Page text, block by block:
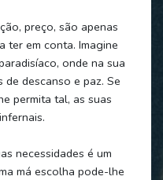
preço, são apenas
ter em conta. Imagine
onde na sua
de descanso e paz. Se
permita tal, as suas
necessidades é um
má escolha pode-lhe